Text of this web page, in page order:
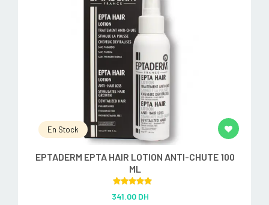
En Stock
EPTADERM EPTA HAIR LOTION ANTI-CHUTE 100
ML
out of 5
341.00 DH